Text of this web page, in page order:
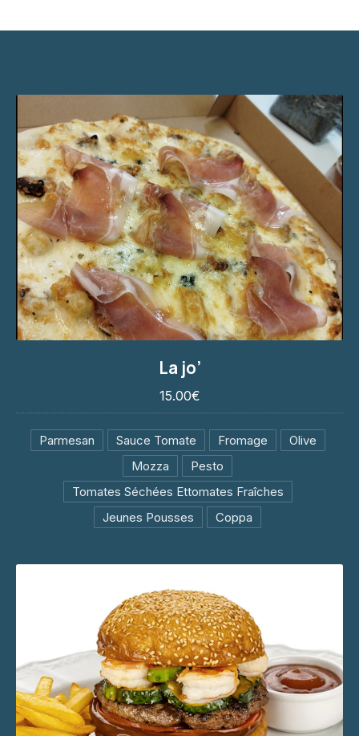
La jo’
15.00€
Parmesan Sauce Tomate Fromage
Olive
Mozza
Pesto
Tomates Séchées Ettomates Fraîches
Jeunes Pousses
Coppa